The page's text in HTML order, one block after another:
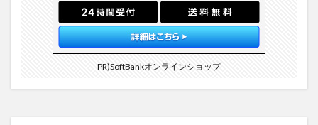
PR)SoftBankオンラインショップ